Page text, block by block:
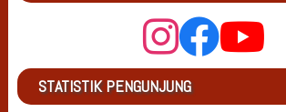
STATISTIK PENGUNJUNG